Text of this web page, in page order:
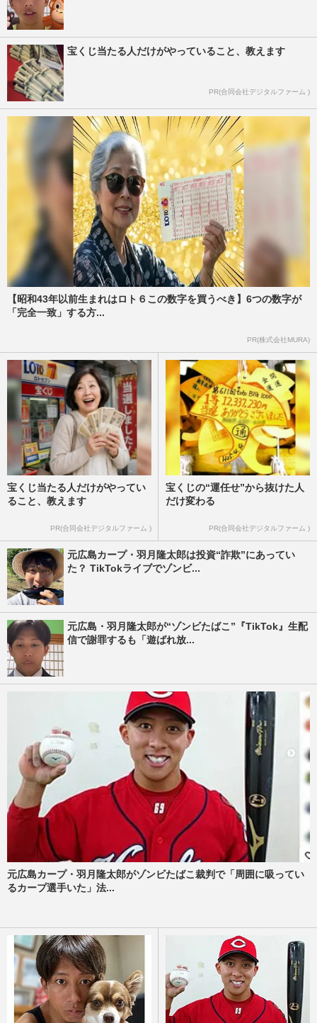
宝くじ当たる人だけがやっていること、教えます
PR(合同会社デジタルファーム )
【昭和43年以前生まれはロト６この数字を買うべき】6つの数字が
「完全一致」する方...
PR(株式会社MURA)
宝くじ当たる人だけがやってい
ること、教えます
PR(合同会社デジタルファーム )
宝くじの“運任せ”から抜けた人
だけ変わる
PR(合同会社デジタルファーム )
元広島カープ・羽月隆太郎は投資“詐欺”にあってい
た？ TikTokライブでゾンビ...
元広島・羽月隆太郎が“ゾンビたばこ”『TikTok』生配
信で謝罪するも「遊ばれ放...
元広島カープ・羽月隆太郎がゾンビたばこ裁判で「周囲に吸ってい
るカープ選手いた」法...